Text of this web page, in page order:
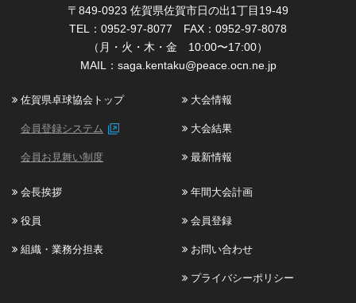
〒849-0923 佐賀県佐賀市日の出1丁目19-49
TEL：0952-97-8077 FAX：0952-97-8078
（月・火・木・金 10:00〜17:00）
MAIL： saga.kentaku@peace.ocn.ne.jp
佐賀県卓球協会トップ
会員登録システム
会員お見舞い制度
大会情報
大会結果
最新情報
会長挨拶
役員
組織・業務分担表
年間大会計画
会員登録
お問い合わせ
プライバシーポリシー